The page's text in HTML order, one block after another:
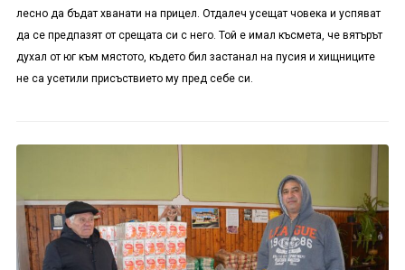
лесно да бъдат хванати на прицел. Отдалеч усещат човека и успяват
да се предпазят от срещата си с него. Той е имал късмета, че вятърът
духал от юг към мястото, където бил застанал на пусия и хищниците
не са усетили присъствието му пред себе си.